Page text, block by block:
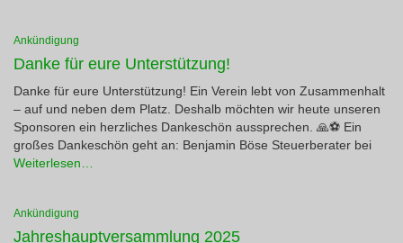
Ankündigung
Danke für eure Unterstützung!
Danke für eure Unterstützung! Ein Verein lebt von Zusammenhalt
– auf und neben dem Platz. Deshalb möchten wir heute unseren
Sponsoren ein herzliches Dankeschön aussprechen. 🙏⚽ Ein
großes Dankeschön geht an: Benjamin Böse Steuerberater bei
Weiterlesen…
Ankündigung
Jahreshauptversammlung 2025